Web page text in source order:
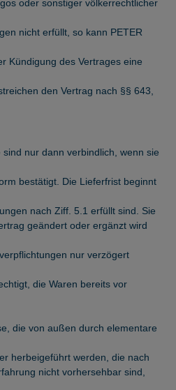
oder sonstiger völkerrechtlicher
nicht erfüllt, so kann PETER
Kündigung des Vertrages eine
den Vertrag nach §§ 643,
nur dann verbindlich, wenn sie
bestätigt. Die Lieferfrist beginnt
nach Ziff. 5.1 erfüllt sind. Sie
geändert oder ergänzt wird
nur verzögert
die Waren bereits vor
die von außen durch elementare
herbeigeführt werden, die nach
nicht vorhersehbar sind,